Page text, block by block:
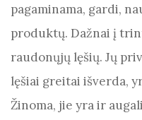
pagaminama, gardi,
produktų. Dažnai į
raudonųjų lęšių. Jų
lęšiai greitai išverda,
Žinoma, jie yra ir